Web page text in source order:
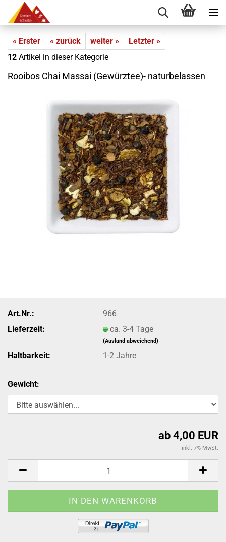
« Erster « zurück weiter »
Letzter »
12 Artikel in dieser Kategorie
Rooibos Chai Massai (Gewürztee)- naturbelassen
Art.Nr.:
966
Lieferzeit:
ca. 3-4 Tage
(Ausland abweichend)
Haltbarkeit: 1-2 Jahre
Gewicht:
ab 4,00 EUR
inkl. 7% MwSt.